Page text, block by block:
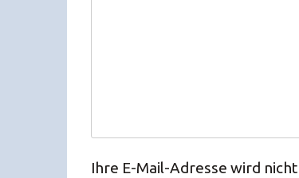
Ihre E-Mail-Adresse wird